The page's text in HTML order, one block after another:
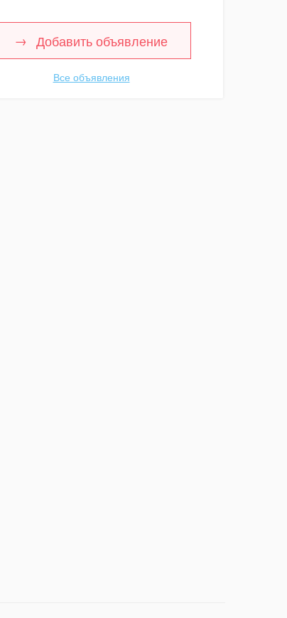
Добавить объявление
Все объявления